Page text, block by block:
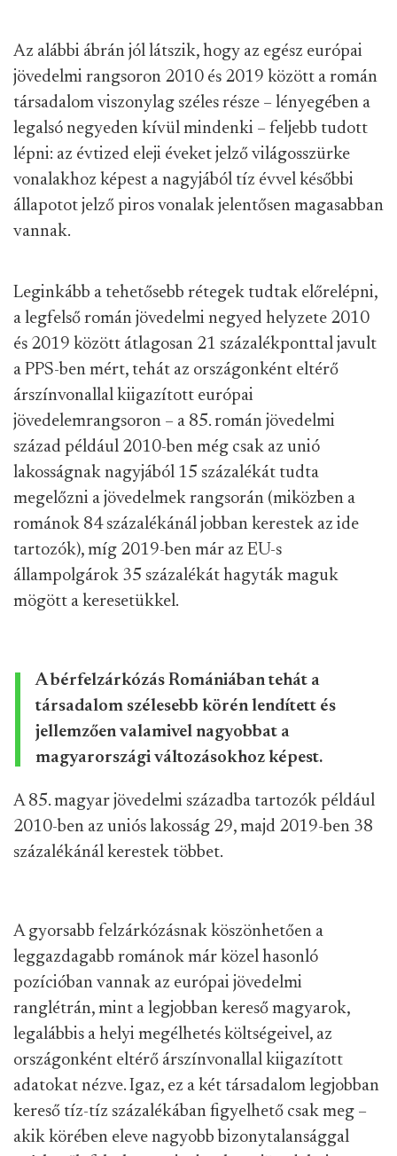
Az alábbi ábrán jól látszik, hogy az egész európai
jövedelmi rangsoron 2010 és 2019 között a román
társadalom viszonylag széles része – lényegében a
legalsó negyeden kívül mindenki – feljebb tudott
lépni: az évtized eleji éveket jelző világosszürke
vonalakhoz képest a nagyjából tíz évvel későbbi
állapotot jelző piros vonalak jelentősen magasabban
vannak.
Leginkább a tehetősebb rétegek tudtak előrelépni,
a legfelső román jövedelmi negyed helyzete 2010
és 2019 között átlagosan 21 százalékponttal javult
a PPS-ben mért, tehát az országonként eltérő
árszínvonallal kiigazított európai
jövedelemrangsoron – a 85. román jövedelmi
század például 2010-ben még csak az unió
lakosságnak nagyjából 15 százalékát tudta
megelőzni a jövedelmek rangsorán (miközben a
románok 84 százalékánál jobban kerestek az ide
tartozók), míg 2019-ben már az EU-s
állampolgárok 35 százalékát hagyták maguk
mögött a keresetükkel.
A bérfelzárkózás Romániában tehát a
társadalom szélesebb körén lendített és
jellemzően valamivel nagyobbat a
magyarországi változásokhoz képest.
A 85. magyar jövedelmi századba tartozók például
2010-ben az uniós lakosság 29, majd 2019-ben 38
százalékánál kerestek többet.
A gyorsabb felzárkózásnak köszönhetően a
leggazdagabb románok már közel hasonló
pozícióban vannak az európai jövedelmi
ranglétrán, mint a legjobban kereső magyarok,
legalábbis a helyi megélhetés költségeivel, az
országonként eltérő árszínvonallal kiigazított
adatokat nézve. Igaz, ez a két társadalom legjobban
kereső tíz-tíz százalékában figyelhető csak meg –
akik körében eleve nagyobb bizonytalansággal